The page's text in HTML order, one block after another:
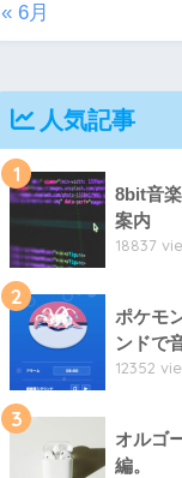
« 6月
人気記事
1
8bit音
案内
18837
2
ポケモ
ンドで
12352
3
オルゴ
編。